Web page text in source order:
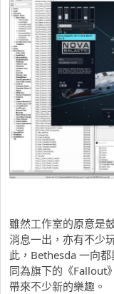
雖然工作室的原意是
消息一出，亦有不少
此，Bethesda 一向
同為旗下的《Fallout
帶來不少新的樂趣。